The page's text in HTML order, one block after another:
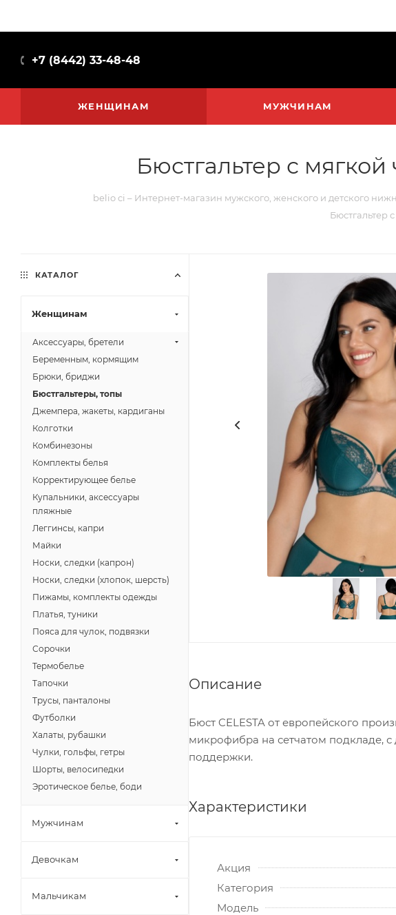
+7 (8442) 33-48-48
ЖЕНЩИНАМ МУЖЧИНАМ
Бюстгальтер с
belio ci – Интернет-магазин мужского, женского и детского
Бюстгальтер
Описание
Бюст CELESTA от европейского
микрофибра на сетчатом подкладе,
поддержки.
Характеристики
Акция
Категория
Модель
КАТАЛОГ
Женщинам
Аксессуары, бретели
Беременным, кормящим
Брюки, бриджи
Бюстгальтеры, топы
Джемпера, жакеты, кардиганы
Колготки
Комбинезоны
Комплекты белья
Корректирующее белье
Купальники, аксессуары
пляжные
Леггинсы, капри
Майки
Носки, следки (капрон)
Носки, следки (хлопок, шерсть)
Пижамы, комплекты одежды
Платья, туники
Пояса для чулок, подвязки
Сорочки
Термобелье
Тапочки
Трусы, панталоны
Футболки
Халаты, рубашки
Чулки, гольфы, гетры
Шорты, велосипедки
Эротическое белье, боди
Мужчинам
Девочкам
Мальчикам